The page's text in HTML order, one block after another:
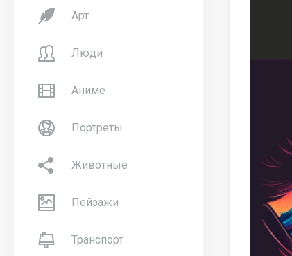
Арт
Люди
Аниме
Портреты
Животные
Пейзажи
Транспорт